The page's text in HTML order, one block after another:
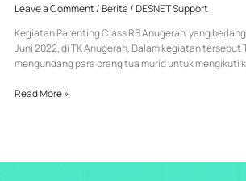
Leave a Comment/Berita/DESNET Support
Kegiatan Parenting Class RS Anugerah yang
Juni 2022, di TK Anugerah. Dalam kegiatan tersebut
mengundang para orang tua murid untuk mengikuti
Read More »